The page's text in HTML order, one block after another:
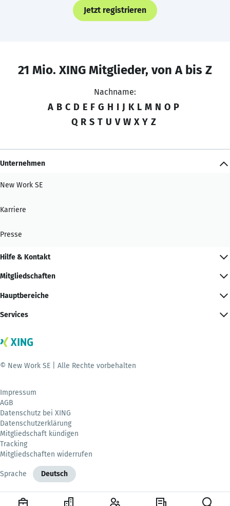
Jetzt registrieren
21 Mio. XING Mitglieder, von A bis Z
Nachname:
A B C D E F G H I J K L M N O P
Q R S T U V W X Y Z
Unternehmen
New Work SE
Karriere
Presse
Hilfe & Kontakt
Mitgliedschaften
Hauptbereiche
Services
© New Work SE | Alle Rechte vorbehalten
Impressum
AGB
Datenschutz bei XING
Datenschutzerklärung
Mitgliedschaft kündigen
Tracking
Mitgliedschaften widerrufen
Sprache Deutsch